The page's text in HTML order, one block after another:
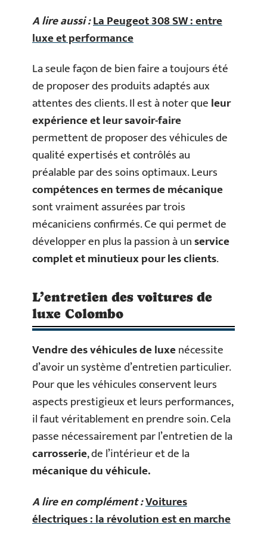
A lire aussi :La Peugeot 308 SW : entre
luxe et performance
La seule façon de bien faire a toujours été
de proposer des produits adaptés aux
attentes des clients. Il est à noter queleur
expérience et leur savoir-faire
permettent de proposer des véhicules de
qualité expertisés et contrôlés au
préalable par des soins optimaux. Leurs
compétences en termes de mécanique
sont vraiment assurées par trois
mécaniciens confirmés. Ce qui permet de
développer en plus la passion à unservice
complet et minutieux pour les clients.
L’entretien des voitures de
luxe Colombo
Vendre des véhicules de luxenécessite
d’avoir un système d’entretien particulier.
Pour que les véhicules conservent leurs
aspects prestigieux et leurs performances,
il faut véritablement en prendre soin. Cela
passe nécessairement par l’entretien de la
carrosserie, de l’intérieur et de la
mécanique du véhicule.
A lire en complément :Voitures
électriques : la révolution est en marche